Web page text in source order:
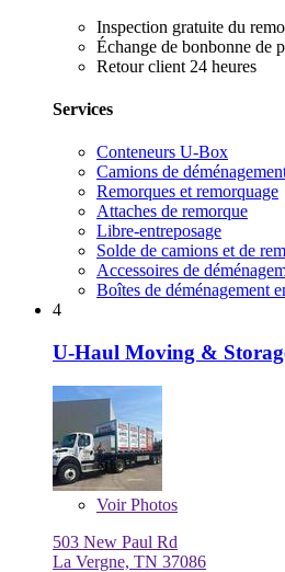
Inspection gratuite du
Échange de bonbonne de
Retour client 24 heures
Services
Conteneurs U-Box
Camions de
Remorques et remorquage
Attaches de remorque
Libre-entreposage
Solde de camions et de
Accessoires de
Boîtes de déménagement
4
U-Haul Moving &
VoirPhotos
503 New Paul Rd
La Vergne, TN 37086